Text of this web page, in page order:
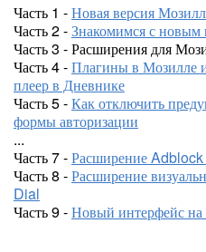
Часть 1 -Новая версия
Часть 2 -Знакомимся с
Часть 3 - Расширения для
Часть 4 -Плагины в Мозилле
плеер в Дневнике
Часть 5 -Как отключить
формы авторизации
...
Часть 7 -Расширение
Часть 8 -Расширение
Dial
Часть 9 -Новый интерфейс